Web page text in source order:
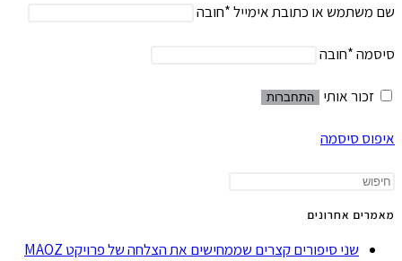
שם משתמש או כתובת אימייל*חובה
סיסמה*חובה
זכור אותי התחברות
איפוס סיסמה
מאמרים אחרונים
שני סיפורים קצרים שממחישים את הצלחה של פרויקט MAOZ